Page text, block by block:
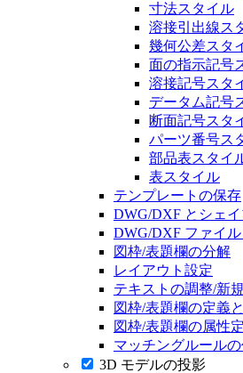
寸法スタイル
溶接引出線ス
幾何公差スタ
面の指示記号
溶接記号スタ
データム記号
断面記号スタ
パーツ番号ス
部品表スタイ
表スタイル
テンプレートの保存
DWG/DXF とシェ
DWG/DXF ファイル
図枠/表題欄の分解
レイアウト設定
テキストの調整/新
図枠/表題欄の定義
図枠/表題欄の属性
マッチングルール
3D モデルの投影